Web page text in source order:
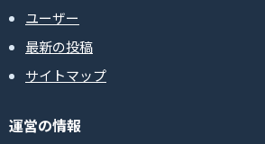
ユーザー
最新の投稿
サイトマップ
運営の情報